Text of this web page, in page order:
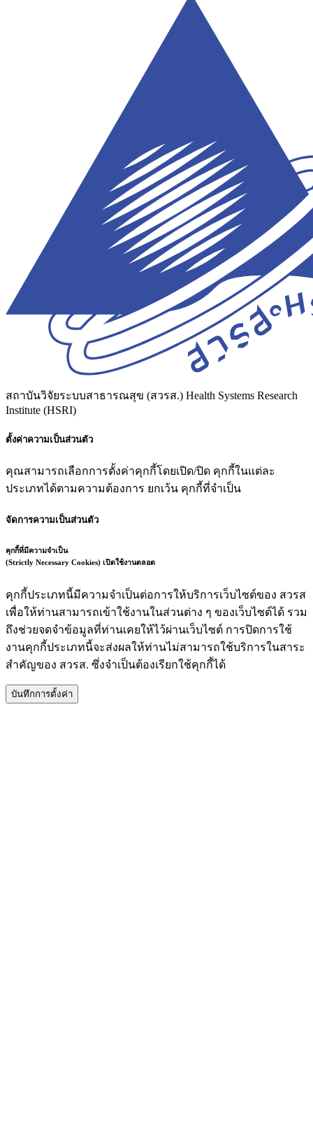
สถาบันวิจัยระบบสาธารณสุข (สวรส.) Health Systems Research
Institute (HSRI)
ตั้งค่าความเป็นส่วนตัว
คุณสามารถเลือกการตั้งค่าคุกกี้โดยเปิด/ปิด คุกกี้ในแต่ละ
ประเภทได้ตามความต้องการ ยกเว้น คุกกี้ที่จำเป็น
จัดการความเป็นส่วนตัว
คุกกี้ที่มีความจำเป็น
(Strictly Necessary Cookies) เปิดใช้งานตลอด
คุกกี้ประเภทนี้มีความจำเป็นต่อการให้บริการเว็บไซต์ของ สวรส
เพื่อให้ท่านสามารถเข้าใช้งานในส่วนต่าง ๆ ของเว็บไซต์ได้ รวม
ถึงช่วยจดจำข้อมูลที่ท่านเคยให้ไว้ผ่านเว็บไซต์ การปิดการใช้
งานคุกกี้ประเภทนี้จะส่งผลให้ท่านไม่สามารถใช้บริการในสาระ
สำคัญของ สวรส. ซึ่งจำเป็นต้องเรียกใช้คุกกี้ได้
บันทึกการตั้งค่า